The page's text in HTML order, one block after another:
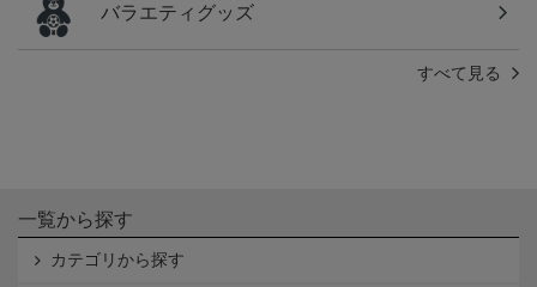
バラエティグッズ
すべて見る
一覧から探す
カテゴリから探す